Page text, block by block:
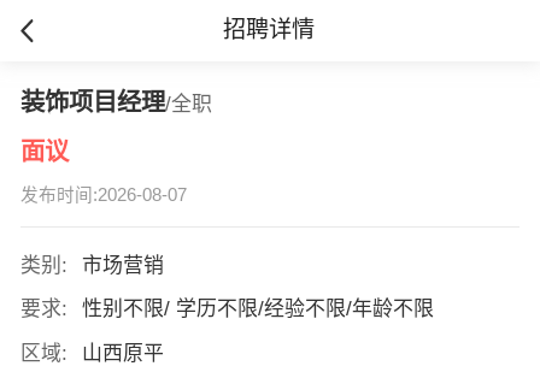
招聘详情
装饰项目经理/全职
面议
发布时间:2026-08-07
类别:
市场营销
要求:
性别不限/ 学历不限/经验不限/年龄不限
区域:
山西原平